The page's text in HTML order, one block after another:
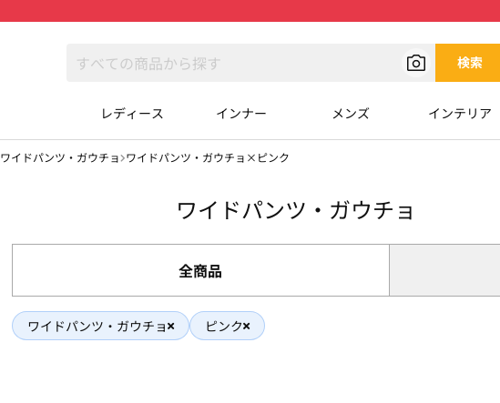
検索
レディース インナー メンズ インテリア
ワイドパンツ・ガウチョ ワイドパンツ・ガウチョ×ピンク
ワイドパンツ・ガウチョ
全商品
ワイドパンツ・ガウチョ ピンク